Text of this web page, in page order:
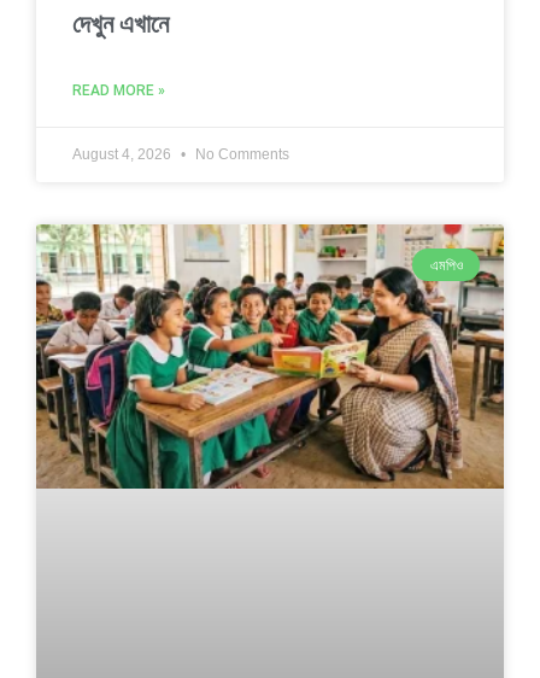
দেখুন এখানে
READ MORE »
August 4, 2026 No Comments
এমপিও